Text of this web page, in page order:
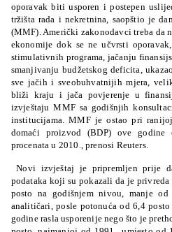
oporavak biti usporen i postepen
tržišta rada i nekretnina, saopštio je
(MMF). Američki zakonodavci treba da
ekonomije dok se ne učvrsti
stimulativnih programa, jačanju
smanjivanju budžetskog deficita,
sve jačih i sveobuhvatnijih mjera,
bliži kraju i jača povjerenje u
izvještaju MMF sa godišnjih
institucijama. MMF je ostao pri
domaći proizvod (BDP) ove
procenata u 2010., prenosi Reuters.
Novi izvještaj je pripremljen prije
podataka koji su pokazali da je
posto na godišnjem nivou, manje
analitičari, posle potonuća od 6,4
godine rasla usporenije nego što je